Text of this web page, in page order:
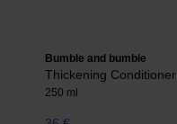
Bumble and bumble
Thickening Conditioner
250 ml